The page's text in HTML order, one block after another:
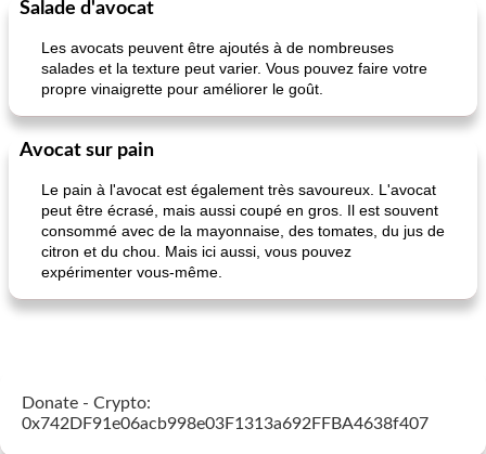
frittata au poulet
Salade d'avocat
Les avocats peuvent être ajoutés à de nombreuses
salades et la texture peut varier. Vous pouvez faire votre
propre vinaigrette pour améliorer le goût.
Avocat sur pain
Le pain à l'avocat est également très savoureux. L'avocat
peut être écrasé, mais aussi coupé en gros. Il est souvent
consommé avec de la mayonnaise, des tomates, du jus de
citron et du chou. Mais ici aussi, vous pouvez
expérimenter vous-même.
Donate - Crypto:
0x742DF91e06acb998e03F1313a692FFBA4638f407